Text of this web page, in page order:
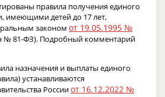
правила получения единого
имеющими детей до 17 лет,
законом от 19.05.1995 №
№ 81-ФЗ). Подробный комментарий
назначения и выплаты единого
устанавливаются
Россииот 16.12.2022 №